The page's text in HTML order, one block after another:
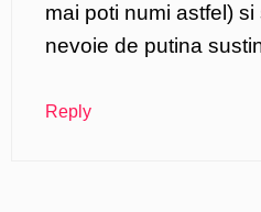
mai poti numi astfel)
nevoie de putina
Reply